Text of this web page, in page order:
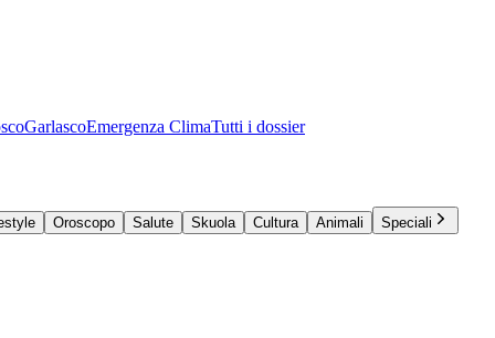
GarlascoEmergenza ClimaTutti i dossier
Oroscopo Salute Skuola Cultura Animali Speciali